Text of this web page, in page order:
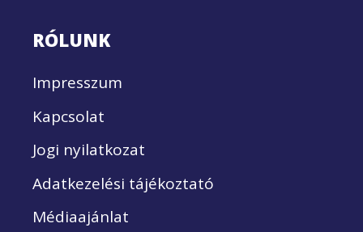
RÓLUNK
Impresszum
Kapcsolat
Jogi nyilatkozat
Adatkezelési tájékoztató
Médiaajánlat